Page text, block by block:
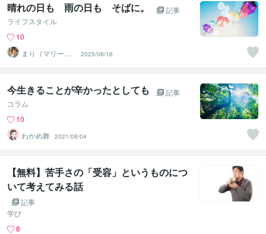
晴れの日も 雨の日も そばに。
記事
ライフスタイル
10
まり（マリー）⭐️
月虹庵
2025/08/16
今生きることが辛かったとしても
記事
コラム
10
わかめ舞 2021/08/04
【無料】苦手さの「受容」というものにつ
いて考えてみる話
記事
学び
8